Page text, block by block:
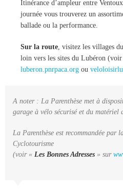
Itinérance d’ampleur entre
journée vous trouverez un
ballade ou la performance.
Sur la route, visitez les villages
loin vers les sites du Lubéron
luberon.pnrpaca.org ou
A noter : La Parenthèse met à
garage à vélo sécurisé et du matériel
La Parenthèse est recommandée par
Cyclotourisme
(voir « Les Bonnes Adresses » sur